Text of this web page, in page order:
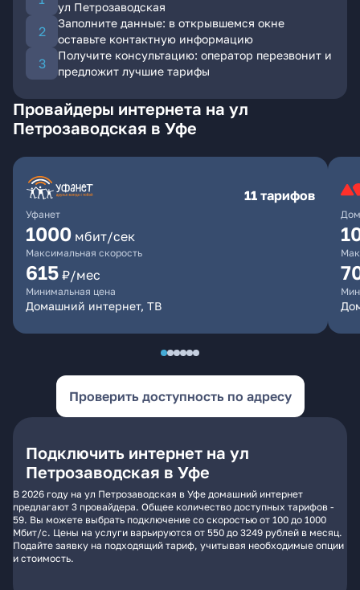
ул Петрозаводская
Заполните данные: в открывшемся окне
оставьте контактную информацию
Получите консультацию: оператор перезвонит и
предложит лучшие тарифы
Провайдеры интернета на ул
Петрозаводская в Уфе
Уфанет
11 тарифов
1000 мбит/сек
Максимальная скорость
615 ₽/мес
Минимальная цена
Домашний интернет, ТВ
Проверить доступность по адресу
Подключить интернет на ул
Петрозаводская в Уфе
В 2026 году на ул Петрозаводская в Уфе домашний интернет
предлагают 3 провайдера. Общее количество доступных тарифов -
59. Вы можете выбрать подключение со скоростью от 100 до 1000
Мбит/с. Цены на услуги варьируются от 550 до 3249 рублей в месяц.
Подайте заявку на подходящий тариф, учитывая необходимые опции
и стоимость.